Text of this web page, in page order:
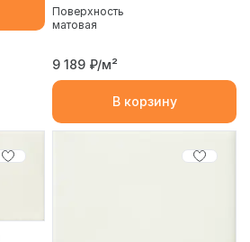
Поверхность
матовая
9 189 ₽/м²
В корзину